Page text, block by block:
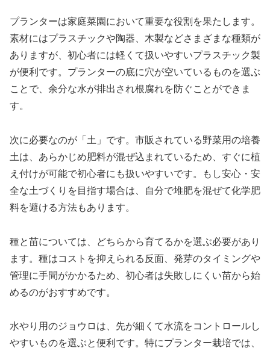
プランターは家庭菜園において重要な役割を果たします。
素材にはプラスチックや陶器、木製などさまざまな種類が
ありますが、初心者には軽くて扱いやすいプラスチック製
が便利です。プランターの底に穴が空いているものを選ぶ
ことで、余分な水が排出され根腐れを防ぐことができま
す。
次に必要なのが「土」です。市販されている野菜用の培養
土は、あらかじめ肥料が混ぜ込まれているため、すぐに植
え付けが可能で初心者にも扱いやすいです。もし安心・安
全な土づくりを目指す場合は、自分で堆肥を混ぜて化学肥
料を避ける方法もあります。
種と苗については、どちらから育てるかを選ぶ必要があり
ます。種はコストを抑えられる反面、発芽のタイミングや
管理に手間がかかるため、初心者は失敗しにくい苗から始
めるのがおすすめです。
水やり用のジョウロは、先が細くて水流をコントロールし
やすいものを選ぶと便利です。特にプランター栽培では、